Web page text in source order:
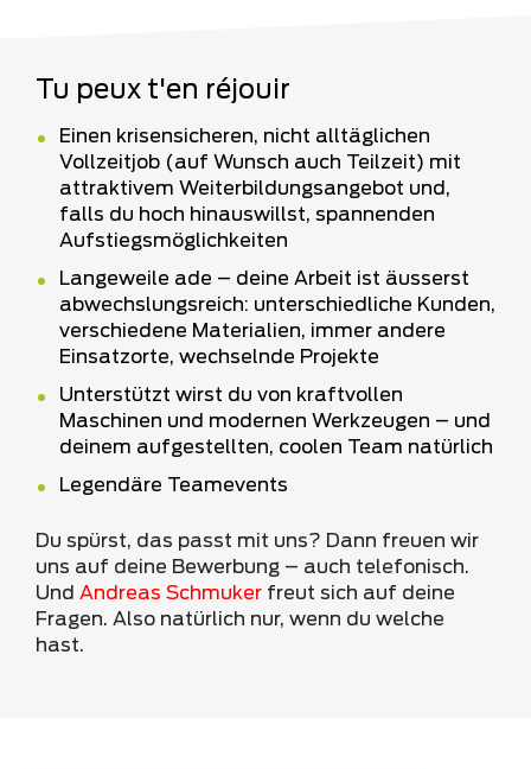
Tu peux t'en réjouir
Einen krisensicheren, nicht alltäglichen
Vollzeitjob (auf Wunsch auch Teilzeit) mit
attraktivem Weiterbildungsangebot und,
falls du hoch hinauswillst, spannenden
Aufstiegsmöglichkeiten
Langeweile ade – deine Arbeit ist äusserst
abwechslungsreich: unterschiedliche Kunden,
verschiedene Materialien, immer andere
Einsatzorte, wechselnde Projekte
Unterstützt wirst du von kraftvollen
Maschinen und modernen Werkzeugen – und
deinem aufgestellten, coolen Team natürlich
Legendäre Teamevents
Du spürst, das passt mit uns? Dann freuen wir
uns auf deine Bewerbung – auch telefonisch.
Und Andreas Schmuker freut sich auf deine
Fragen. Also natürlich nur, wenn du welche
hast.